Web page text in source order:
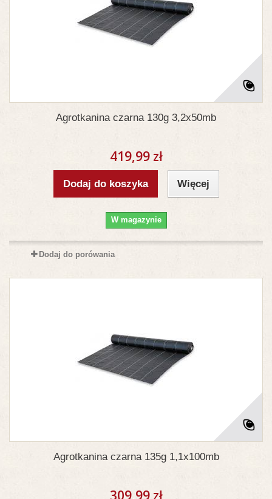
Agrotkanina czarna 130g 3,2x50mb
419,99 zł
Dodaj do koszyka Więcej
W magazynie
Dodaj do porówania
Agrotkanina czarna 135g 1,1x100mb
309,99 zł